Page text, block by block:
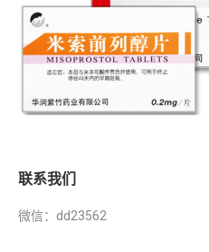
联系我们
微信：dd23562